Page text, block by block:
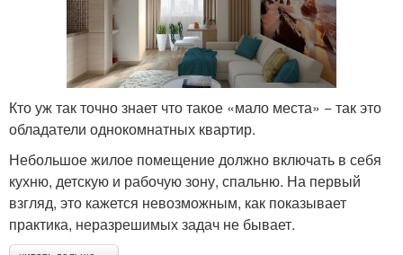
Кто уж так точно знает что такое «мало места» − так это
обладатели однокомнатных квартир.
Небольшое жилое помещение должно включать в себя
кухню, детскую и рабочую зону, спальню. На первый
взгляд, это кажется невозможным, как показывает
практика, неразрешимых задач не бывает.